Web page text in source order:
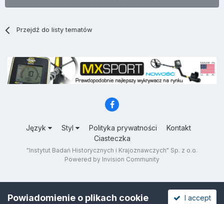
Przejdź do listy tematów
Język Styl Polityka prywatności
Kontakt
Ciasteczka
"Instytut Badań Historycznych i Krajoznawczych" Sp. z o.o.
Powered by Invision Community
Powiadomienie o plikach cookie I accept